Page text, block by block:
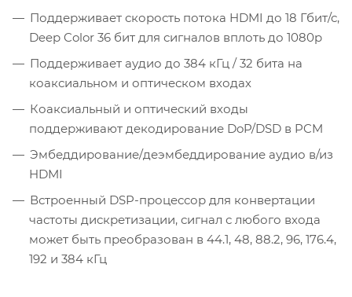
Поддерживает скорость потока HDMI до 18 Гбит/с,
Deep Color 36 бит для сигналов вплоть до 1080p
Поддерживает аудио до 384 кГц / 32 бита на
коаксиальном и оптическом входах
Коаксиальный и оптический входы
поддерживают декодирование DoP/DSD в PCM
Эмбеддирование/деэмбеддирование аудио в/из
HDMI
Встроенный DSP-процессор для конвертации
частоты дискретизации, сигнал с любого входа
может быть преобразован в 44.1, 48, 88.2, 96, 176.4,
192 и 384 кГц